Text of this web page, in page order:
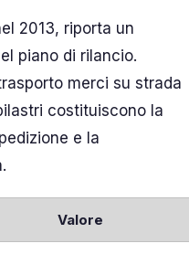
2013, riporta un
piano di rilancio.
merci su strada
costituiscono la
e la
Valore